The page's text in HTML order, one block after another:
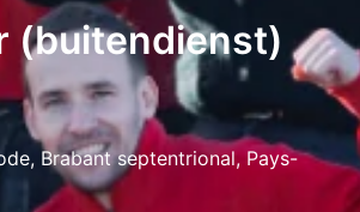
(buitendienst)
, Brabant septentrional, Pays-